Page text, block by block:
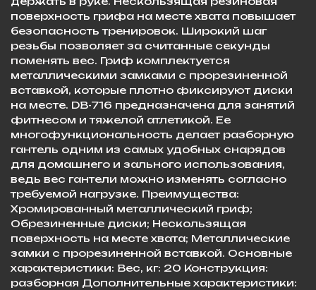
поверхность грифа на месте хвата повышает
безопасность тренировок. Широкий шаг
резьбы позволяет за считанные секунды
поменять вес. Гриф комплектуется
металлическими замками с прорезиненной
вставкой, которые плотно фиксируют диски
на месте. DB-716 предназначена для занятий
фитнесом и тяжелой атлетикой. Ее
многофункциональность делает разборную
гантель одним из самых удобных снарядов
для домашнего и зального использования,
ведь вес гантели можно изменять согласно
требуемой нагрузке. Преимущества:
Хромированный металлический гриф;
Обрезиненные диски; Нескользящая
поверхность на месте хвата; Металлические
замки с прорезиненной вставкой. Основные
характеристики: Вес, кг: 20 Конструкция:
разборная Дополнительные характеристики: